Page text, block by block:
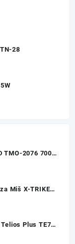
28
TMO-2076 700W
Miš X-TRIKE